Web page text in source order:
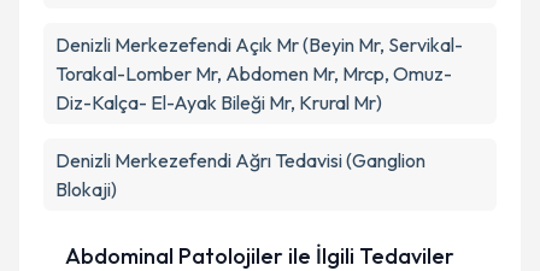
Denizli Merkezefendi Açık Mr (Beyin Mr, Servikal-
Torakal-Lomber Mr, Abdomen Mr, Mrcp, Omuz-
Diz-Kalça- El-Ayak Bileği Mr, Krural Mr)
Denizli Merkezefendi Ağrı Tedavisi (Ganglion
Blokaji)
Abdominal Patolojiler ile İlgili Tedaviler